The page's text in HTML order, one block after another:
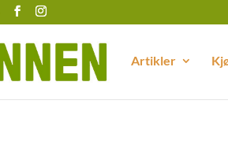
Artikler